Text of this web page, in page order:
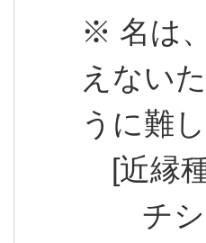
※ 名は
えない
うに難
[近縁
チシ